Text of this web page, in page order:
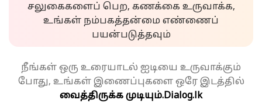
சலுகைகளைப் பெற, கணக்கை உருவாக்க,
உங்கள் நம்பகத்தன்மை எண்ணைப்
பயன்படுத்தவும்
நீங்கள் ஒரு உரையாடல் ஐடியை உருவாக்கும்
போது, உங்கள் இணைப்புகளை ஒரே இடத்தில்
வைத்திருக்க முடியும்.Dialog.lk